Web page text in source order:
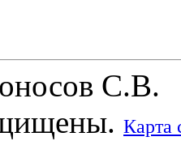
С.В.
Карта